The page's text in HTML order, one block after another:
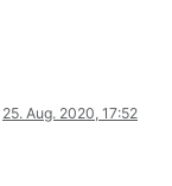
25. Aug. 2020, 17:52